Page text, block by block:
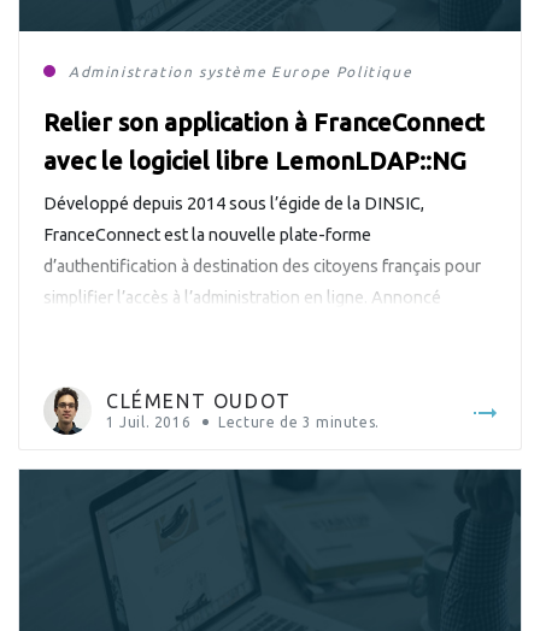
Administration système Europe Politique
Relier son application à FranceConnect
avec le logiciel libre LemonLDAP::NG
Développé depuis 2014 sous l’égide de la DINSIC,
FranceConnect est la nouvelle plate-forme
d’authentification à destination des citoyens français pour
simplifier l’accès à l’administration en ligne. Annoncé
FranceConnect est déjà utilisé par de nombreuses
administrations. […]
CLÉMENT OUDOT
1 Juil. 2016 Lecture de 3 minutes.